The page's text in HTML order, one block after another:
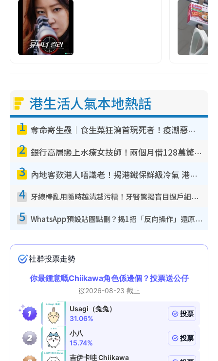
港生活人氣本地熱話
1 奪命寄生蟲｜食生菜狂瀉首現死者！疫潮惡化錄1.8萬宗病例 揭洗菜3大謬誤
2 銀行高層戀上水療女技師！兩個月借128萬驚覺「沉船」沉落火海 揭背後疑似邪教操控賣淫
3 內地客歎港人唔識老！揭港鐵保鮮級冷氣 港人求放過：咪投訴
4 牙線棒亂用隨時越清越污糟！牙醫驚揭盲目過戶細菌恐致蛀牙：呢種先係日常真保養
5 WhatsApp預設貼圖點刪？揭1招「反向操作」還原簡潔介面 附3步實測教學